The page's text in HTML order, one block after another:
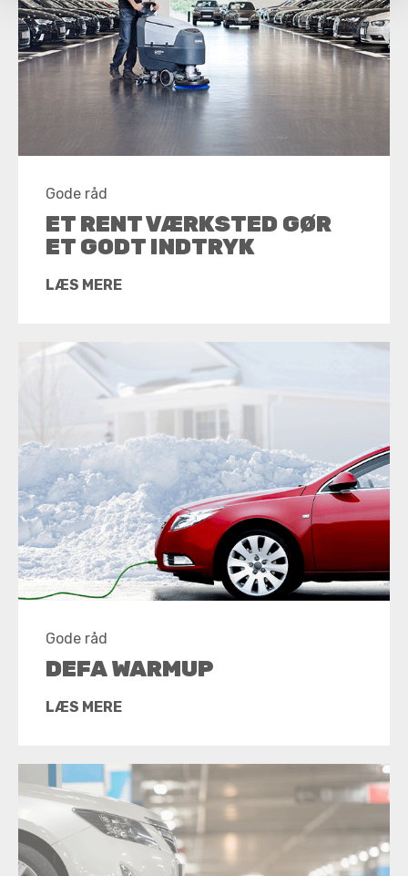
Gode råd
ET RENT VÆRKSTED GØR
ET GODT INDTRYK
LÆS MERE
Gode råd
DEFA WARMUP
LÆS MERE